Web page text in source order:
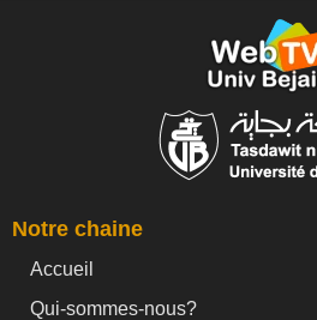
Notre chaine
Accueil
Qui-sommes-nous?